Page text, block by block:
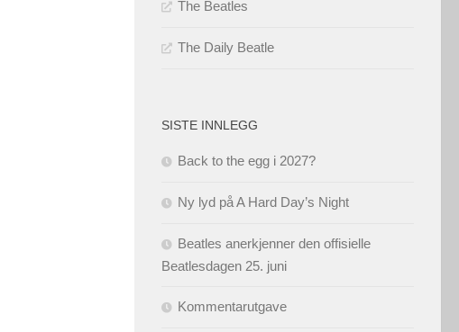
The Beatles
The Daily Beatle
SISTE INNLEGG
Back to the egg i 2027?
Ny lyd på A Hard Day’s Night
Beatles anerkjenner den offisielle
Beatlesdagen 25. juni
Kommentarutgave